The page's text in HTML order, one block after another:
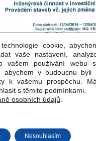
Weiron Dynamics, s.r.o. |
cookie,
vaše nastavení,
vašem používání webu
abychom v budoucnu byli
k vašemu prospěchu.
s těmito podmínkami.
osobních údajů
Nesouhlasím